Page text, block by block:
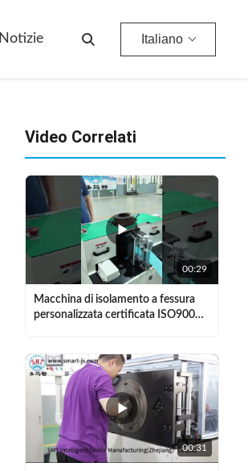
Notizie Italiano
Video Correlati
00:29
Macchina di isolamento a fessura
personalizzata certificata ISO9001
00:31